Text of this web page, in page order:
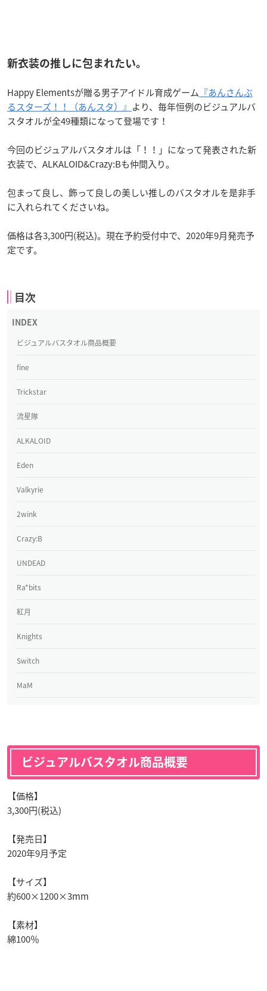
新衣装の推しに包まれたい。
Happy Elementsが贈る男子アイドル育成ゲーム 『あんさんぶ
るスターズ！！（あんスタ）』 より、毎年恒例のビジュアルバ
スタオルが全49種類になって登場です！
今回のビジュアルバスタオルは「！！」になって発表された新
衣装で、ALKALOID&Crazy:Bも仲間入り。
包まって良し、飾って良しの美しい推しのバスタオルを是非手
に入れられてくださいね。
価格は各3,300円(税込)。現在予約受付中で、2020年9月発売予
定です。
目次
ビジュアルバスタオル商品概要
fine
Trickstar
流星隊
ALKALOID
Eden
Valkyrie
2wink
Crazy:B
UNDEAD
Ra*bits
紅月
Knights
Switch
MaM
ビジュアルバスタオル商品概要
【価格】
3,300円(税込)
【発売日】
2020年9月予定
【サイズ】
約600×1200×3mm
【素材】
綿100％